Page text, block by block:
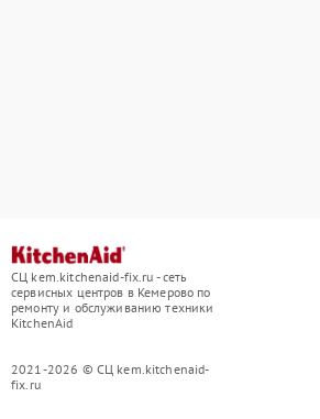
СЦ kem.kitchenaid-fix.ru - сеть
сервисных центров в Кемерово по
ремонту и обслуживанию техники
KitchenAid
2021-2026 © СЦ kem.kitchenaid-
fix.ru